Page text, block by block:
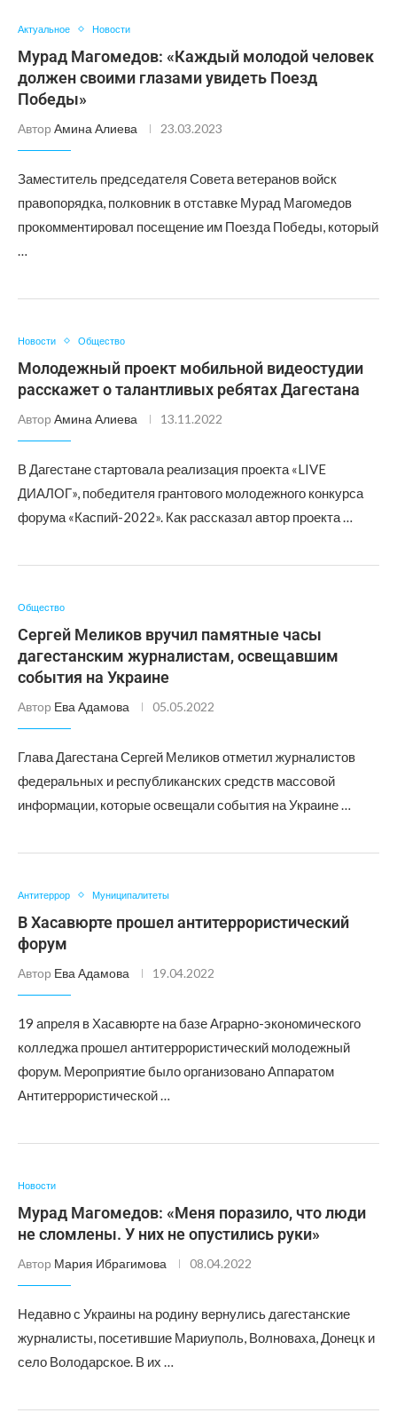
Актуальное Новости
Мурад Магомедов: «Каждый молодой человек
должен своими глазами увидеть Поезд
Победы»
Автор Амина Алиева 23.03.2023
Заместитель председателя Совета ветеранов войск
правопорядка, полковник в отставке Мурад Магомедов
прокомментировал посещение им Поезда Победы, который
…
Новости Общество
Молодежный проект мобильной видеостудии
расскажет о талантливых ребятах Дагестана
Автор Амина Алиева 13.11.2022
В Дагестане стартовала реализация проекта «LIVE
ДИАЛОГ», победителя грантового молодежного конкурса
форума «Каспий-2022». Как рассказал автор проекта …
Общество
Сергей Меликов вручил памятные часы
дагестанским журналистам, освещавшим
события на Украине
Автор Ева Адамова 05.05.2022
Глава Дагестана Сергей Меликов отметил журналистов
федеральных и республиканских средств массовой
информации, которые освещали события на Украине …
Антитеррор Муниципалитеты
В Хасавюрте прошел антитеррористический
форум
Автор Ева Адамова 19.04.2022
19 апреля в Хасавюрте на базе Аграрно-экономического
колледжа прошел антитеррористический молодежный
форум. Мероприятие было организовано Аппаратом
Антитеррористической …
Новости
Мурад Магомедов: «Меня поразило, что люди
не сломлены. У них не опустились руки»
Автор Мария Ибрагимова 08.04.2022
Недавно с Украины на родину вернулись дагестанские
журналисты, посетившие Мариуполь, Волноваха, Донецк и
село Володарское. В их …